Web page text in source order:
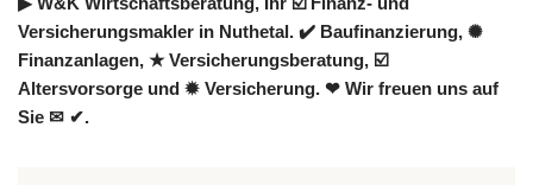
Versicherungsmakler in Nuthetal. ✔️ Baufinanzierung, ✺
Finanzanlagen, ★ Versicherungsberatung, ☑️
Altersvorsorge und ✹ Versicherung. ❤ Wir freuen uns auf
Sie ✉ ✔.